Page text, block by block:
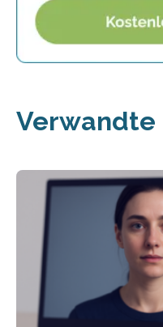
Verwandte